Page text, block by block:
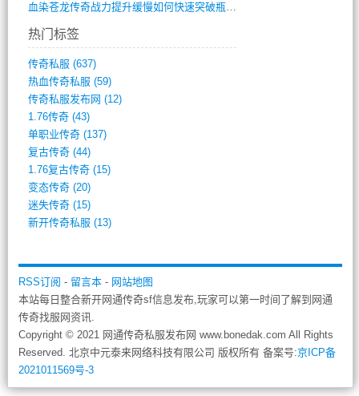
血染苍龙传奇战力提升缓慢如何快速突破瓶颈(654)
热门标签
传奇私服 (637)
热血传奇私服 (59)
传奇私服发布网 (12)
1.76传奇(43)
单职业传奇(137)
复古传奇(44)
1.76复古传奇(15)
变态传奇(20)
迷失传奇(15)
新开传奇私服 (13)
RSS订阅 - 留言本- 网站地图
本站每日整合新开网通传奇sf信息发布,玩家可以第一时间了解到网通
传奇找服网资讯.
Copyright © 2021 网通传奇私服发布网 www.bonedak.com All Rights
Reserved. 北京中元泰来网络科技有限公司 版权所有 备案号:京ICP备
2021011569号-3